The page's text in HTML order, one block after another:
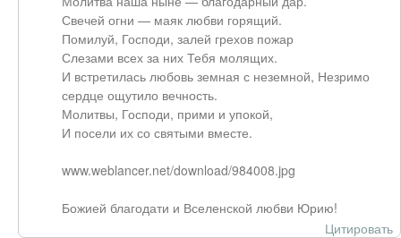
Свечей огни — маяк любви горящий.
Помилуй, Господи, залей грехов пожар
Слезами всех за них Тебя молящих.
И встретилась любовь земная с неземной, Незримо
сердце ощутило вечность.
Молитвы, Господи, прими и упокой,
И посели их со святыми вместе.
www.weblancer.net/download/984008.jpg
Божией благодати и Вселенской любви Юрию!
Цитировать